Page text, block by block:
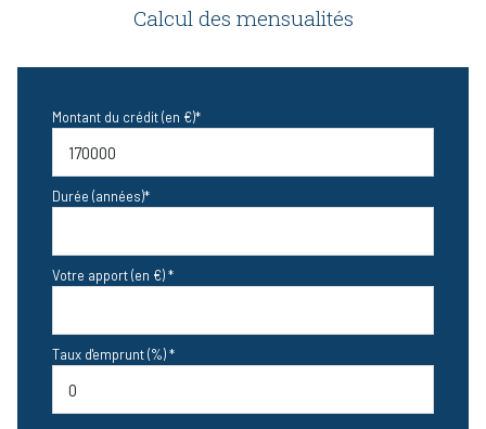
Calcul des mensualités
Montant du crédit (en €)*
Durée (années)*
Votre apport (en €) *
Taux d'emprunt (%) *